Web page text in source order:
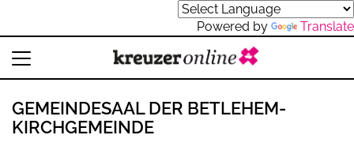
Powered by Translate
GEMEINDESAAL DER BETLEHEM-
KIRCHGEMEINDE